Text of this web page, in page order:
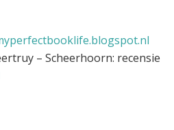
– Scheerhoorn: recensie